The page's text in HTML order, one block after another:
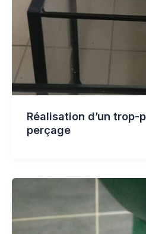
Réalisation d’un trop-
perçage